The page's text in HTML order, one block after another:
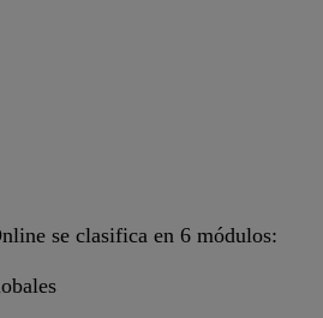
se clasifica en 6 módulos: